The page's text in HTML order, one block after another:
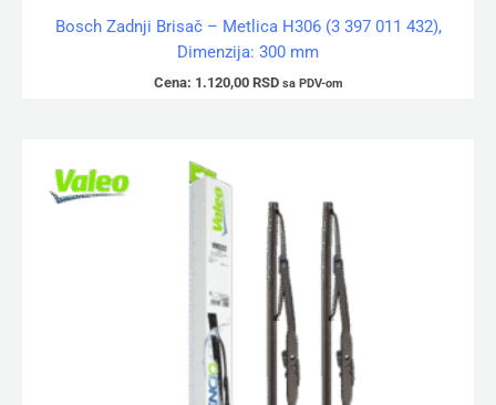
Bosch Zadnji Brisač – Metlica H306 (3 397 011 432),
Dimenzija: 300 mm
Cena: 1.120,00 RSD sa PDV-om